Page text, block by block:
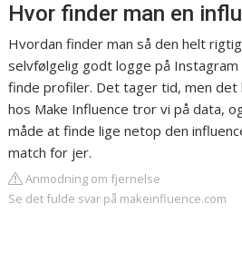
Hvor finder man en
Hvordan finder man så den helt
selvfølgelig godt logge på
finde profiler. Det tager tid, men det
hos Make Influence tror vi på data,
måde at finde lige netop den
match for jer.
Anmodning om fjernelse
Se det fulde svar på makeinfluence.com